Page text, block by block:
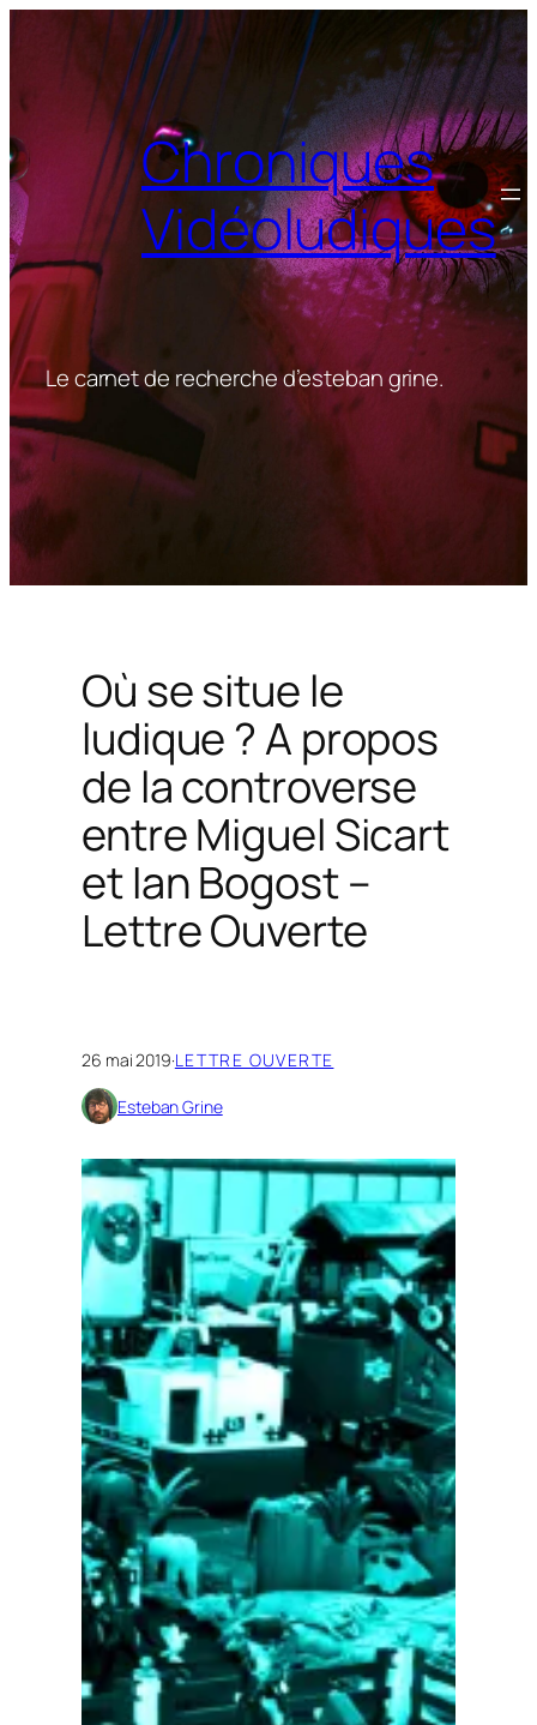
Chroniques
Vidéoludiques
Le carnet de recherche d’esteban grine.
Où se situe le
ludique ? A propos
de la controverse
entre Miguel Sicart
et Ian Bogost –
Lettre Ouverte
26 mai 2019·LETTRE OUVERTE
Esteban Grine